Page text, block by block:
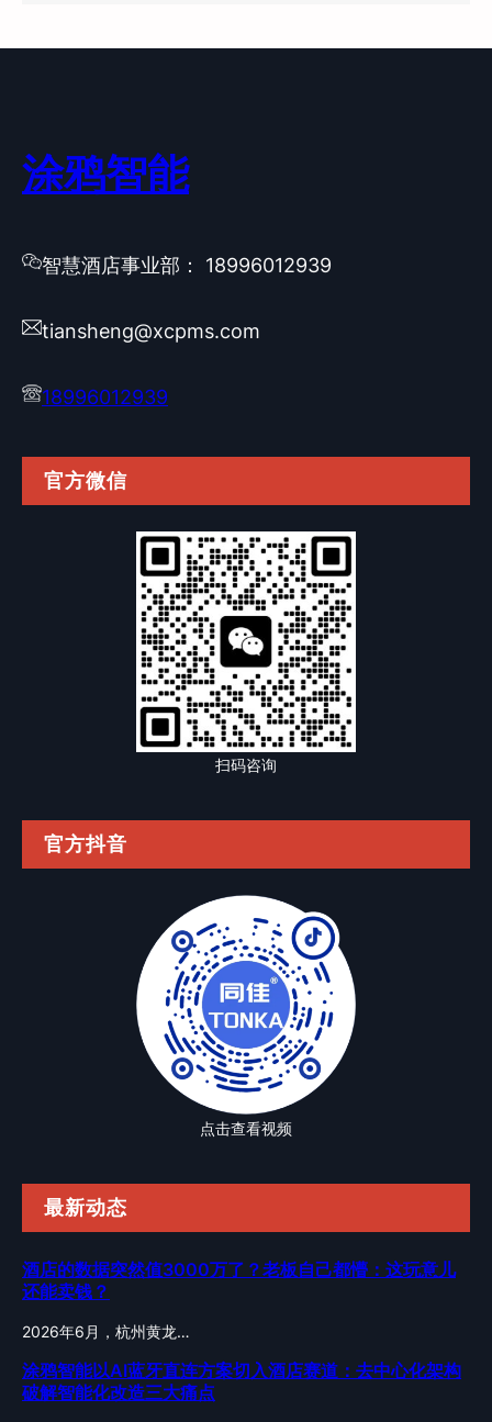
涂鸦智能
智慧酒店事业部： 18996012939
tiansheng@xcpms.com
18996012939
官方微信
扫码咨询
官方抖音
点击查看视频
最新动态
酒店的数据突然值3000万了？老板自己都懵：这玩意儿
还能卖钱？
2026年6月，杭州黄龙…
涂鸦智能以AI蓝牙直连方案切入酒店赛道：去中心化架构
破解智能化改造三大痛点